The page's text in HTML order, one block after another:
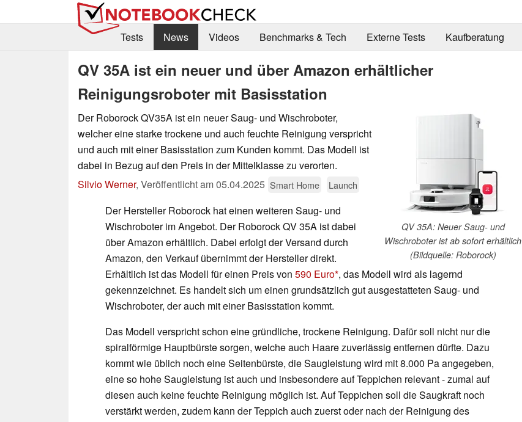
Tests
News Videos Benchmarks & Tech Externe Tests Kaufberatung
QV 35A ist ein neuer und über Amazon erhältlicher
Reinigungsroboter mit Basisstation
QV 35A: Neuer Saug- und
Wischroboter ist ab sofort erhältlich
(Bildquelle: Roborock)
Der Roborock QV35A ist ein neuer Saug- und Wischroboter,
welcher eine starke trockene und auch feuchte Reinigung verspricht
und auch mit einer Basisstation zum Kunden kommt. Das Modell ist
dabei in Bezug auf den Preis in der Mittelklasse zu verorten.
Silvio Werner, Veröffentlicht am05.04.2025 Smart Home Launch
Der Hersteller Roborock hat einen weiteren Saug- und
Wischroboter im Angebot. Der Roborock QV 35A ist dabei
über Amazon erhältlich. Dabei erfolgt der Versand durch
Amazon, den Verkauf übernimmt der Hersteller direkt.
Erhältlich ist das Modell für einen Preis von 590 Euro , das Modell wird als lagernd
gekennzeichnet. Es handelt sich um einen grundsätzlich gut ausgestatteten Saug- und
Wischroboter, der auch mit einer Basisstation kommt.
Das Modell verspricht schon eine gründliche, trockene Reinigung. Dafür soll nicht nur die
spiralförmige Hauptbürste sorgen, welche auch Haare zuverlässig entfernen dürfte. Dazu
kommt wie üblich noch eine Seitenbürste, die Saugleistung wird mit 8.000 Pa angegeben,
eine so hohe Saugleistung ist auch und insbesondere auf Teppichen relevant - zumal auf
diesen auch keine feuchte Reinigung möglich ist. Auf Teppichen soll die Saugkraft noch
verstärkt werden, zudem kann der Teppich auch zuerst oder nach der Reinigung des